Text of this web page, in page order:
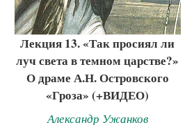
Лекция 13. «Так просиял ли
луч света в темном царстве?»
О драме А.Н. Островского
«Гроза» (+ВИДЕО)
Александр Ужанков